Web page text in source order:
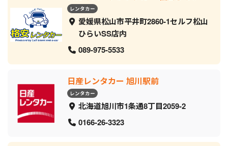
レンタカー
愛媛県松山市平井町2860-1セルフ松山
ひらいSS店内
089-975-5533
日産レンタカー 旭川駅前
レンタカー
北海道旭川市1条通8丁目2059‐2
0166-26-3323